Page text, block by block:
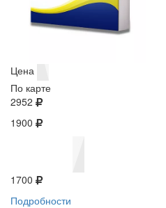
Цена
По карте
2952
1900
1700
Подробности